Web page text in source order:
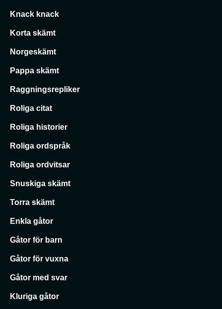
Knack knack
Korta skämt
Norgeskämt
Pappa skämt
Raggningsrepliker
Roliga citat
Roliga historier
Roliga ordspråk
Roliga ordvitsar
Snuskiga skämt
Torra skämt
Enkla gåtor
Gåtor för barn
Gåtor för vuxna
Gåtor med svar
Kluriga gåtor